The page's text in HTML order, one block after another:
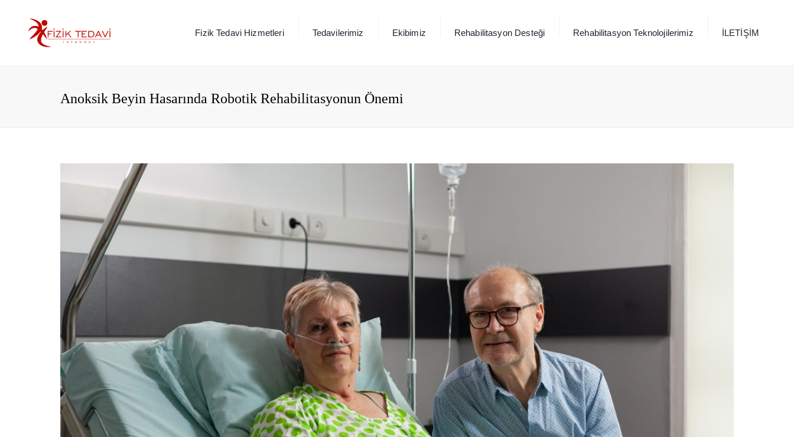
Fizik Tedavi Hizmetleri Tedavilerimiz Ekibimiz Rehabilitasyon Desteği Rehabilitasyon Teknolojilerimiz İLETİŞİM
Anoksik Beyin Hasarında Robotik Rehabilitasyonun Önemi